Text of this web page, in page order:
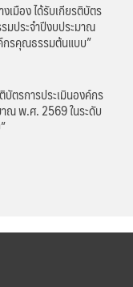
เมือง ได้รับเกียรติบัตร
มประจำปีงบประมาณ
กรคุณธรรมต้นแบบ”
บัตรการประเมินองค์กร
ณ พ.ศ. 2569 ในระดับ